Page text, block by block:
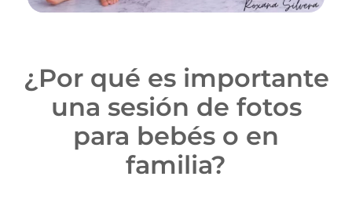
¿Por qué es importante
una sesión de fotos
para bebés o en
familia?